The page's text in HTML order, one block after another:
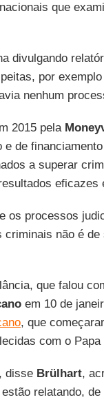
que
divulgando
por
nenhum
2015 pela
de
a superar
eficazes
os processos
não é
que falou
em 10 de
, que
com o
disse Brülhart,
relatando, de